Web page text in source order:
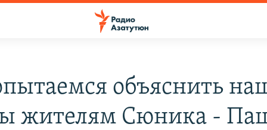
объяснить
жителям Сюника -